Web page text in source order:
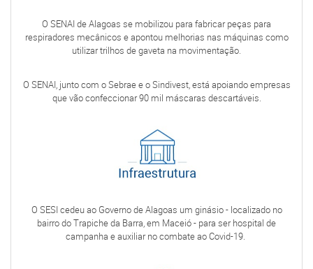
O SENAI de Alagoas se mobilizou para fabricar peças para
respiradores mecânicos e apontou melhorias nas máquinas como
utilizar trilhos de gaveta na movimentação.
O SENAI, junto com o Sebrae e o Sindivest, está apoiando empresas
que vão confeccionar 90 mil máscaras descartáveis.
O SESI cedeu ao Governo de Alagoas um ginásio - localizado no
bairro do Trapiche da Barra, em Maceió - para ser hospital de
campanha e auxiliar no combate ao Covid-19.